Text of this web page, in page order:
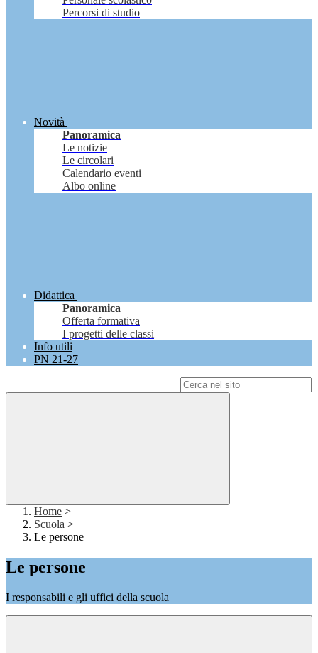
Percorsi di studio
Novità
Panoramica
Le notizie
Le circolari
Calendario eventi
Albo online
Didattica
Panoramica
Offerta formativa
I progetti delle classi
Info utili
PN 21-27
Home >
Scuola >
Le persone
Le persone
I responsabili e gli uffici della scuola